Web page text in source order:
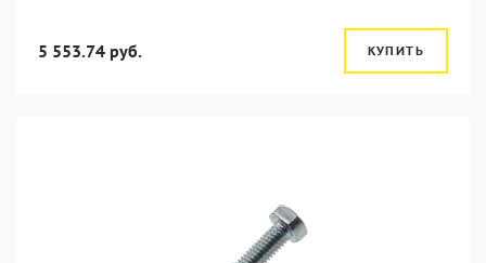
5 553.74 руб. КУПИТЬ